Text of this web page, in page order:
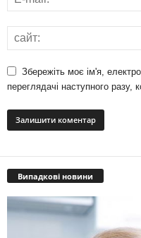
Збережіть моє ім'я,
переглядачі наступного разу,
Випадкові новини